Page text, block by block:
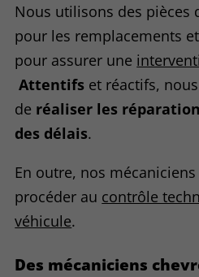
Nous utilisons des pièces
pour les remplacements
pour assurer une
Attentifs et réactifs,
de réaliser les
des délais.
En outre, nos
procéder au contrôle
véhicule.
Des mécaniciens